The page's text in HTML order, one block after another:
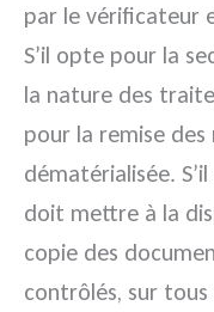
par le vérificateur
S’il opte pour la
la nature des
pour la remise
dématérialisée.
doit mettre à la
copie des
contrôlés, sur